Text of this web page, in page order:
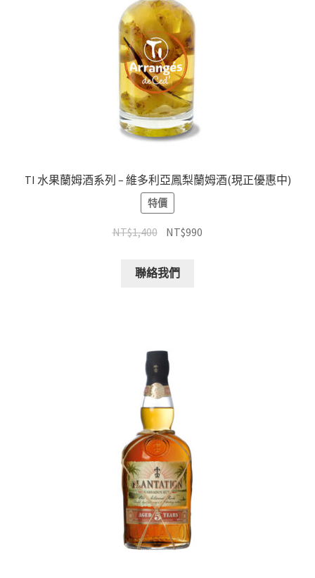
TI 水果蘭姆酒系列 – 維多利亞鳳梨蘭姆酒(現正優惠中)
特價
NT$1,400 NT$990
聯絡我們